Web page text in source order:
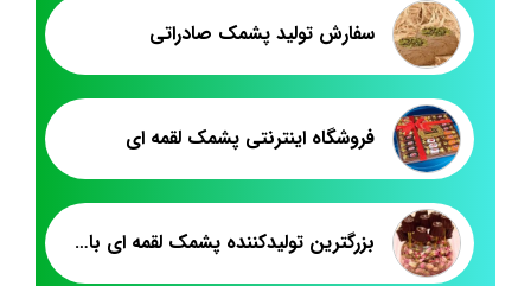
سفارش تولید پشمک صادراتی
فروشگاه اینترنتی پشمک لقمه ای
بزرگترین تولیدکننده پشمک لقمه ای با روکش کاکائویی